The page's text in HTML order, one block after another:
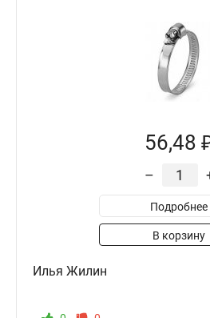
56,48
–
Подробнее
В корзину
Илья Жилин